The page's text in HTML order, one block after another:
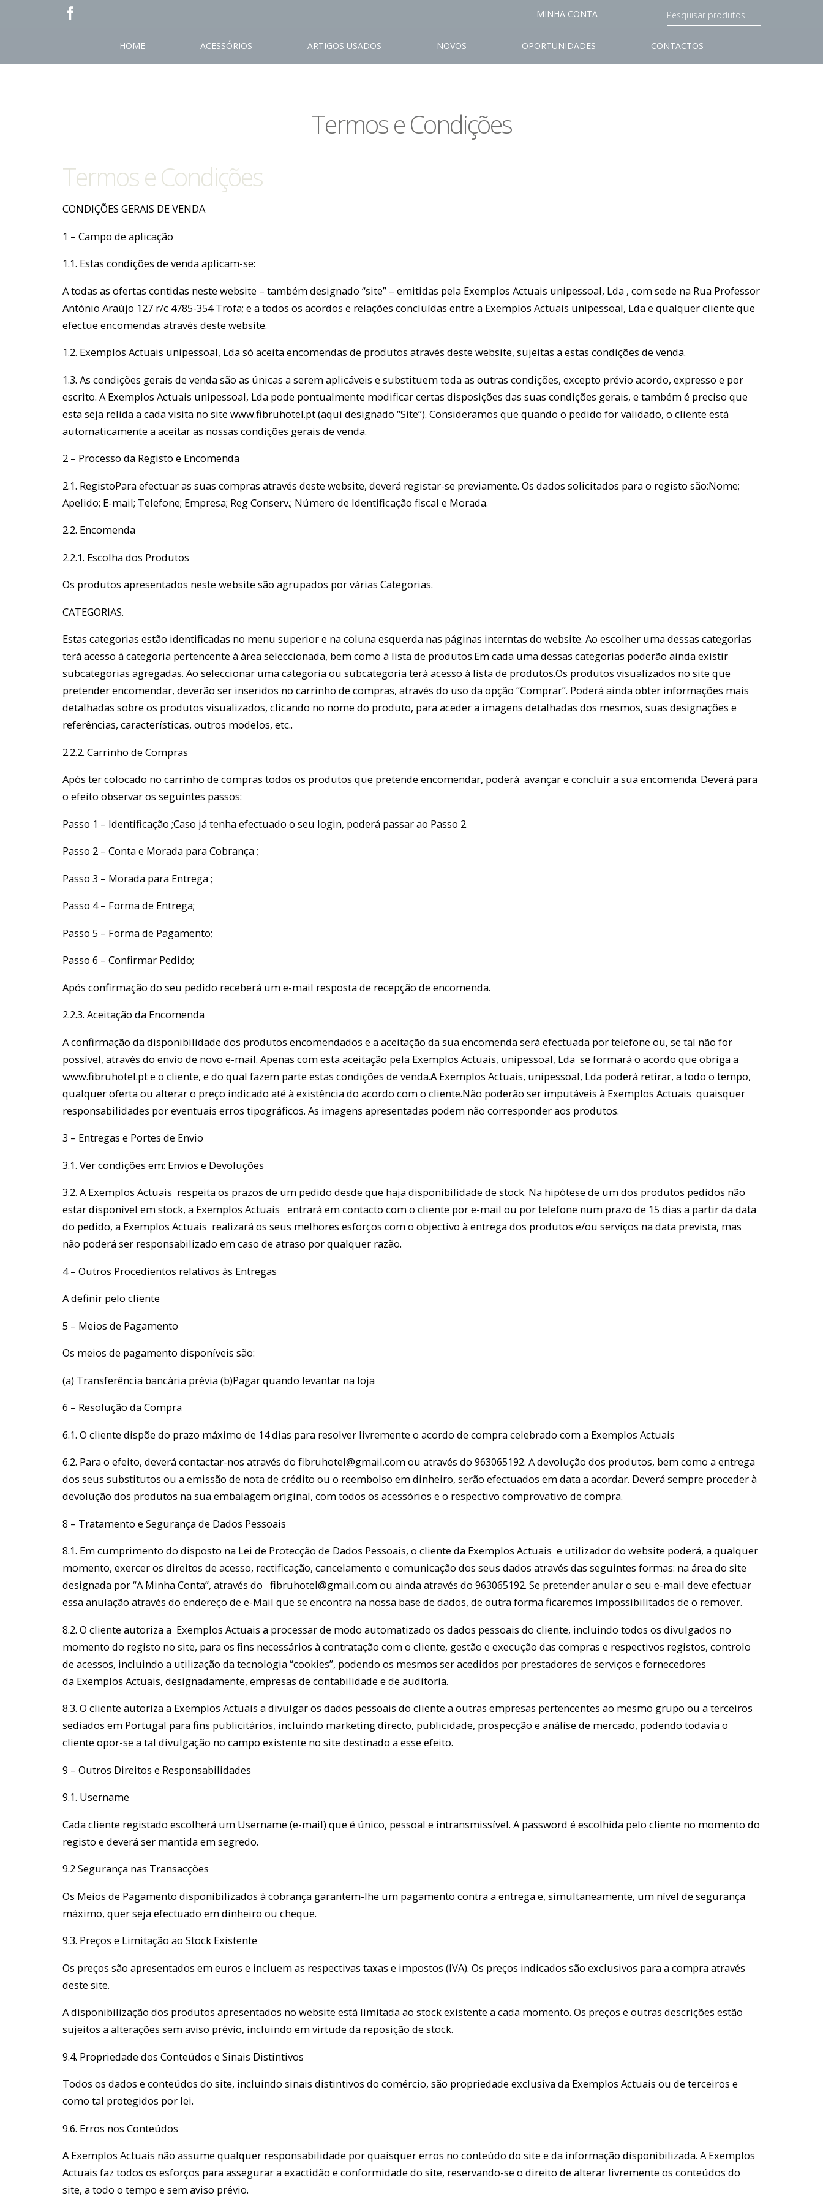
MINHA CONTA
HOME ACESSÓRIOS ARTIGOS USADOS NOVOS OPORTUNIDADES CONTACTOS
Termos e Condições
Termos e Condições
CONDIÇÕES GERAIS DE VENDA
1 – Campo de aplicação
1.1. Estas condições de venda aplicam-se:
A todas as ofertas contidas neste website – também designado “site” – emitidas pela Exemplos Actuais unipessoal, Lda , com sede na Rua Professor
António Araújo 127 r/c 4785-354 Trofa; e a todos os acordos e relações concluídas entre a Exemplos Actuais unipessoal, Lda e qualquer cliente que
efectue encomendas através deste website.
1.2. Exemplos Actuais unipessoal, Lda só aceita encomendas de produtos através deste website, sujeitas a estas condições de venda.
1.3. As condições gerais de venda são as únicas a serem aplicáveis e substituem toda as outras condições, excepto prévio acordo, expresso e por
escrito. A Exemplos Actuais unipessoal, Lda pode pontualmente modificar certas disposições das suas condições gerais, e também é preciso que
esta seja relida a cada visita no site www.fibruhotel.pt (aqui designado “Site”). Consideramos que quando o pedido for validado, o cliente está
automaticamente a aceitar as nossas condições gerais de venda.
2 – Processo da Registo e Encomenda
2.1. RegistoPara efectuar as suas compras através deste website, deverá registar-se previamente. Os dados solicitados para o registo são:Nome;
Apelido; E-mail; Telefone; Empresa; Reg Conserv.; Número de Identificação fiscal e Morada.
2.2. Encomenda
2.2.1. Escolha dos Produtos
Os produtos apresentados neste website são agrupados por várias Categorias.
CATEGORIAS.
Estas categorias estão identificadas no menu superior e na coluna esquerda nas páginas interntas do website. Ao escolher uma dessas categorias
terá acesso à categoria pertencente à área seleccionada, bem como à lista de produtos.Em cada uma dessas categorias poderão ainda existir
subcategorias agregadas. Ao seleccionar uma categoria ou subcategoria terá acesso à lista de produtos.Os produtos visualizados no site que
pretender encomendar, deverão ser inseridos no carrinho de compras, através do uso da opção “Comprar”. Poderá ainda obter informações mais
detalhadas sobre os produtos visualizados, clicando no nome do produto, para aceder a imagens detalhadas dos mesmos, suas designações e
referências, características, outros modelos, etc..
2.2.2. Carrinho de Compras
Após ter colocado no carrinho de compras todos os produtos que pretende encomendar, poderá avançar e concluir a sua encomenda. Deverá para
o efeito observar os seguintes passos:
Passo 1 – Identificação ;Caso já tenha efectuado o seu login, poderá passar ao Passo 2.
Passo 2 – Conta e Morada para Cobrança ;
Passo 3 – Morada para Entrega ;
Passo 4 – Forma de Entrega;
Passo 5 – Forma de Pagamento;
Passo 6 – Confirmar Pedido;
Após confirmação do seu pedido receberá um e-mail resposta de recepção de encomenda.
2.2.3. Aceitação da Encomenda
A confirmação da disponibilidade dos produtos encomendados e a aceitação da sua encomenda será efectuada por telefone ou, se tal não for
possível, através do envio de novo e-mail. Apenas com esta aceitação pela Exemplos Actuais, unipessoal, Lda se formará o acordo que obriga a
www.fibruhotel.pt e o cliente, e do qual fazem parte estas condições de venda.A Exemplos Actuais, unipessoal, Lda poderá retirar, a todo o tempo,
qualquer oferta ou alterar o preço indicado até à existência do acordo com o cliente.Não poderão ser imputáveis à Exemplos Actuais quaisquer
responsabilidades por eventuais erros tipográficos. As imagens apresentadas podem não corresponder aos produtos.
3 – Entregas e Portes de Envio
3.1. Ver condições em: Envios e Devoluções
3.2. A Exemplos Actuais respeita os prazos de um pedido desde que haja disponibilidade de stock. Na hipótese de um dos produtos pedidos não
estar disponível em stock, a Exemplos Actuais entrará em contacto com o cliente por e-mail ou por telefone num prazo de 15 dias a partir da data
do pedido, a Exemplos Actuais realizará os seus melhores esforços com o objectivo à entrega dos produtos e/ou serviços na data prevista, mas
não poderá ser responsabilizado em caso de atraso por qualquer razão.
4 – Outros Procedientos relativos às Entregas
A definir pelo cliente
5 – Meios de Pagamento
Os meios de pagamento disponíveis são:
(a) Transferência bancária prévia (b)Pagar quando levantar na loja
6 – Resolução da Compra
6.1. O cliente dispõe do prazo máximo de 14 dias para resolver livremente o acordo de compra celebrado com a Exemplos Actuais
6.2. Para o efeito, deverá contactar-nos através do fibruhotel@gmail.com ou através do 963065192. A devolução dos produtos, bem como a entrega
dos seus substitutos ou a emissão de nota de crédito ou o reembolso em dinheiro, serão efectuados em data a acordar. Deverá sempre proceder à
devolução dos produtos na sua embalagem original, com todos os acessórios e o respectivo comprovativo de compra.
8 – Tratamento e Segurança de Dados Pessoais
8.1. Em cumprimento do disposto na Lei de Protecção de Dados Pessoais, o cliente da Exemplos Actuais e utilizador do website poderá, a qualquer
momento, exercer os direitos de acesso, rectificação, cancelamento e comunicação dos seus dados através das seguintes formas: na área do site
designada por “A Minha Conta”, através do fibruhotel@gmail.com ou ainda através do 963065192. Se pretender anular o seu e-mail deve efectuar
essa anulação através do endereço de e-Mail que se encontra na nossa base de dados, de outra forma ficaremos impossibilitados de o remover.
8.2. O cliente autoriza a Exemplos Actuais a processar de modo automatizado os dados pessoais do cliente, incluindo todos os divulgados no
momento do registo no site, para os fins necessários à contratação com o cliente, gestão e execução das compras e respectivos registos, controlo
de acessos, incluindo a utilização da tecnologia “cookies”, podendo os mesmos ser acedidos por prestadores de serviços e fornecedores
da Exemplos Actuais, designadamente, empresas de contabilidade e de auditoria.
8.3. O cliente autoriza a Exemplos Actuais a divulgar os dados pessoais do cliente a outras empresas pertencentes ao mesmo grupo ou a terceiros
sediados em Portugal para fins publicitários, incluindo marketing directo, publicidade, prospecção e análise de mercado, podendo todavia o
cliente opor-se a tal divulgação no campo existente no site destinado a esse efeito.
9 – Outros Direitos e Responsabilidades
9.1. Username
Cada cliente registado escolherá um Username (e-mail) que é único, pessoal e intransmissível. A password é escolhida pelo cliente no momento do
registo e deverá ser mantida em segredo.
9.2 Segurança nas Transacções
Os Meios de Pagamento disponibilizados à cobrança garantem-lhe um pagamento contra a entrega e, simultaneamente, um nível de segurança
máximo, quer seja efectuado em dinheiro ou cheque.
9.3. Preços e Limitação ao Stock Existente
Os preços são apresentados em euros e incluem as respectivas taxas e impostos (IVA). Os preços indicados são exclusivos para a compra através
deste site.
A disponibilização dos produtos apresentados no website está limitada ao stock existente a cada momento. Os preços e outras descrições estão
sujeitos a alterações sem aviso prévio, incluindo em virtude da reposição de stock.
9.4. Propriedade dos Conteúdos e Sinais Distintivos
Todos os dados e conteúdos do site, incluindo sinais distintivos do comércio, são propriedade exclusiva da Exemplos Actuais ou de terceiros e
como tal protegidos por lei.
9.6. Erros nos Conteúdos
A Exemplos Actuais não assume qualquer responsabilidade por quaisquer erros no conteúdo do site e da informação disponibilizada. A Exemplos
Actuais faz todos os esforços para assegurar a exactidão e conformidade do site, reservando-se o direito de alterar livremente os conteúdos do
site, a todo o tempo e sem aviso prévio.